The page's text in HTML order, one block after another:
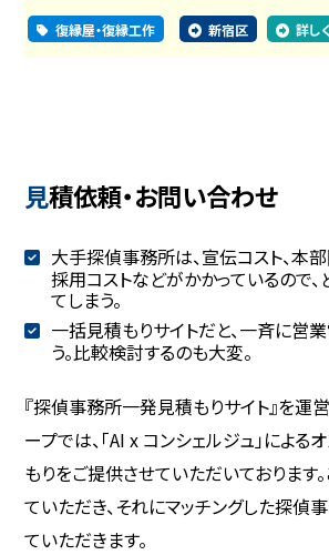
復縁屋・復縁工作 新宿区 詳し
見積依頼・お問い合わせ
大手探偵事務所は、宣伝コスト、本
採用コストなどがかかっているので、
てしまう。
一括見積もりサイトだと、一斉に営
う。比較検討するのも大変。
『探偵事務所一発見積もりサイト』を運
ープでは、「AI x コンシェルジュ」による
もりをご提供させていただいております
ていただき、それにマッチングした探偵
ていただきます。